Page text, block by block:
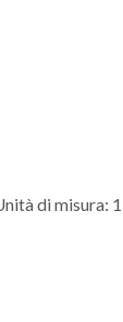
di misura: